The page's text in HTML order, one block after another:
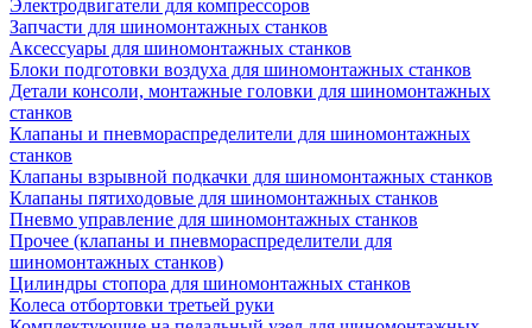
Электродвигатели для компрессоров
Запчасти для шиномонтажных станков
Аксессуары для шиномонтажных станков
Блоки подготовки воздуха для шиномонтажных станков
Детали консоли, монтажные головки для шиномонтажных
станков
Клапаны и пневмораспределители для шиномонтажных
станков
Клапаны взрывной подкачки для шиномонтажных станков
Клапаны пятиходовые для шиномонтажных станков
Пневмо управление для шиномонтажных станков
Прочее (клапаны и пневмораспределители для
шиномонтажных станков)
Цилиндры стопора для шиномонтажных станков
Колеса отбортовки третьей руки